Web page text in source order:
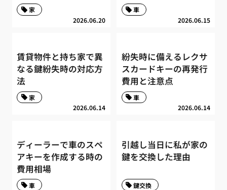
2026.06.20
家
2026.06.15
車
賃貸物件と持ち家で異
なる鍵紛失時の対応方
法
2026.06.14
家
紛失時に備えるレクサ
スカードキーの再発行
費用と注意点
2026.06.14
車
ディーラーで車のスペ
アキーを作成する時の
費用相場
車
引越し当日に私が家の
鍵を交換した理由
鍵交換